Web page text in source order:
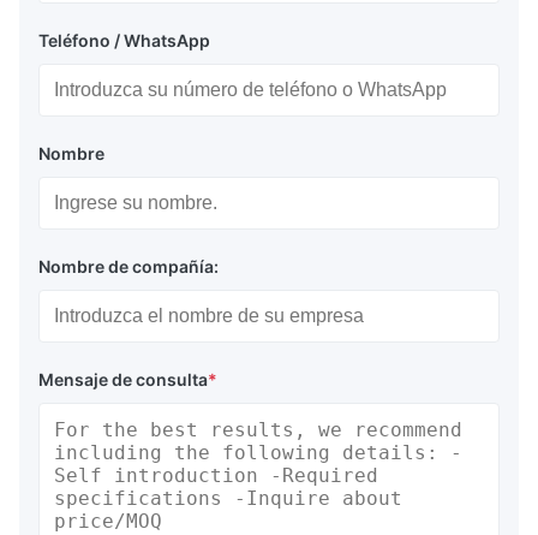
Teléfono / WhatsApp
Nombre
Nombre de compañía:
Mensaje de consulta*